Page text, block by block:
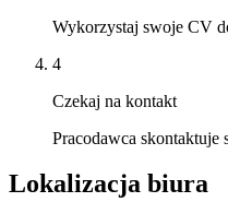
Wykorzystaj swoje CV
4
Czekaj na kontakt
Pracodawca skontaktuje
Lokalizacja biura